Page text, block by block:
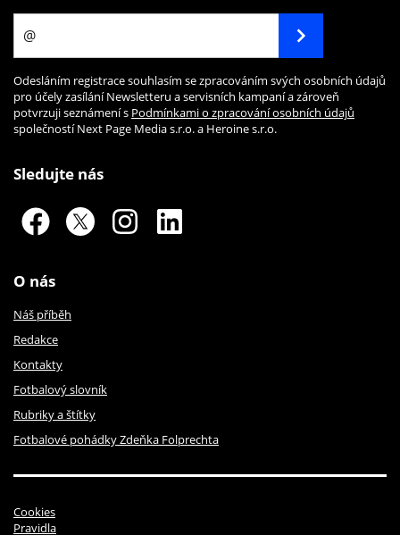
Odesláním registrace souhlasím se zpracováním svých osobních údajů
pro účely zasílání Newsletteru a servisních kampaní a zároveň
potvrzuji seznámení s Podmínkami o zpracování osobních údajů
společností Next Page Media s.r.o. a Heroine s.r.o.
Sledujte nás
O nás
Náš příběh
Redakce
Kontakty
Fotbalový slovník
Rubriky a štítky
Fotbalové pohádky Zdeňka Folprechta
Cookies
Pravidla